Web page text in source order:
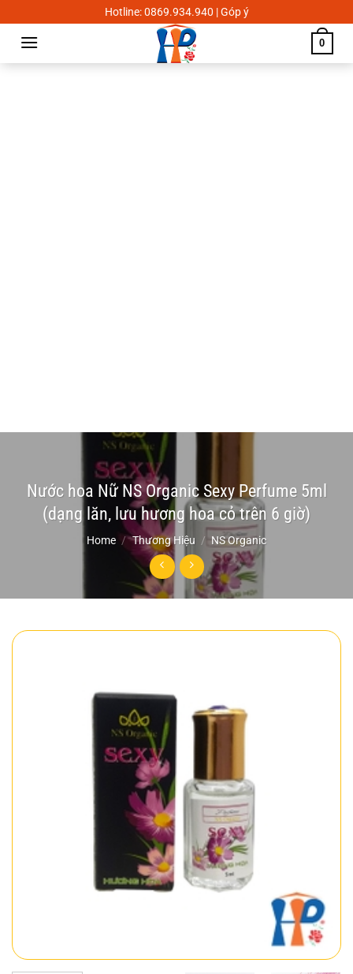
to
content
Hotline: 0869.934.940 | Góp ý
0
Nước hoa Nữ NS Organic Sexy Perfume 5ml
(dạng lăn, lưu hương hoa cỏ trên 6 giờ)
Home / Thương Hiệu / NS Organic